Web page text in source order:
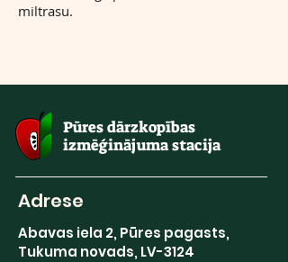
miltrasu.
Pūres dārzkopības
izmēģinājuma stacija
Adrese
Abavas iela 2, Pūres pagasts,
Tukuma novads, LV-3124